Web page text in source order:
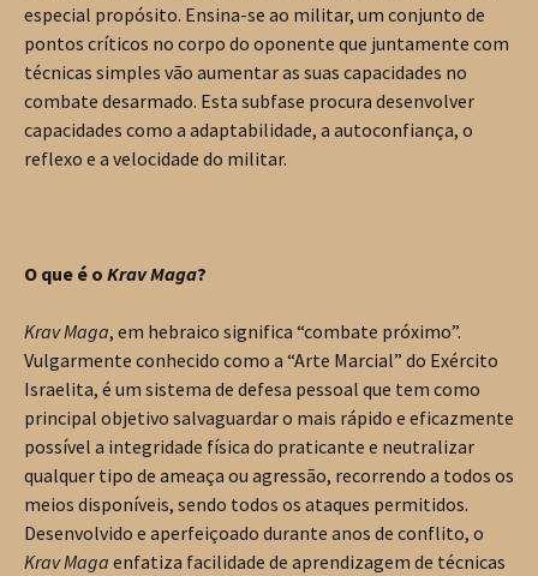
especial propósito. Ensina-se ao militar, um conjunto de
pontos críticos no corpo do oponente que juntamente com
técnicas simples vão aumentar as suas capacidades no
combate desarmado. Esta subfase procura desenvolver
capacidades como a adaptabilidade, a autoconfiança, o
reflexo e a velocidade do militar.
O que é o Krav Maga?
Krav Maga, em hebraico significa “combate próximo”.
Vulgarmente conhecido como a “Arte Marcial” do Exército
Israelita, é um sistema de defesa pessoal que tem como
principal objetivo salvaguardar o mais rápido e eficazmente
possível a integridade física do praticante e neutralizar
qualquer tipo de ameaça ou agressão, recorrendo a todos os
meios disponíveis, sendo todos os ataques permitidos.
Desenvolvido e aperfeiçoado durante anos de conflito, o
Krav Maga enfatiza facilidade de aprendizagem de técnicas